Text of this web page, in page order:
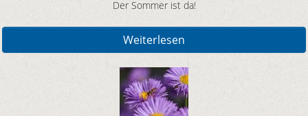
Der Sommer ist da!
Weiterlesen